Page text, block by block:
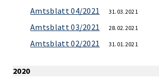
Amtsblatt 04/2021 31.03.2021
Amtsblatt 03/2021 28.02.2021
Amtsblatt 02/2021 31.01.2021
2020